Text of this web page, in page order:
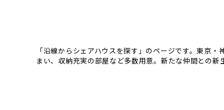
「沿線からシェアハウスを探す」のページです。東京
まい、収納充実の部屋など多数用意。新たな仲間との新